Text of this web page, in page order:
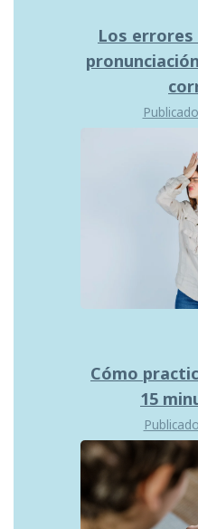
Los errores
Cómo
15